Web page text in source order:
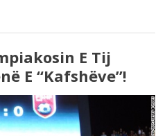
E Tij
E “kafshëve”!